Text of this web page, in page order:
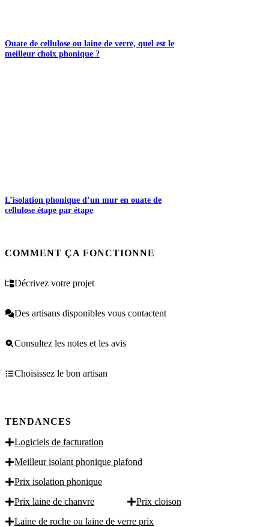
Ouate de cellulose ou laine de verre, quel est le
meilleur choix phonique ?
L’isolation phonique d’un mur en ouate de
cellulose étape par étape
COMMENT ÇA FONCTIONNE
Décrivez votre projet
Des artisans disponibles vous contactent
Consultez les notes et les avis
Choisissez le bon artisan
TENDANCES
Logiciels de facturation
Meilleur isolant phonique plafond
Prix isolation phonique
Prix laine de chanvre
Prix cloison
Laine de roche ou laine de verre prix